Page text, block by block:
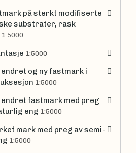
på sterkt modifiserte
substrater, rask
1:5000
1:5000
og ny fastmark i
1:5000
fastmark med preg
eng 1:5000
mark med preg av semi-
1:5000